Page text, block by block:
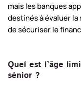
mais les banques
destinés à évaluer
de sécuriser le
Quel est l’âge
sénior ?